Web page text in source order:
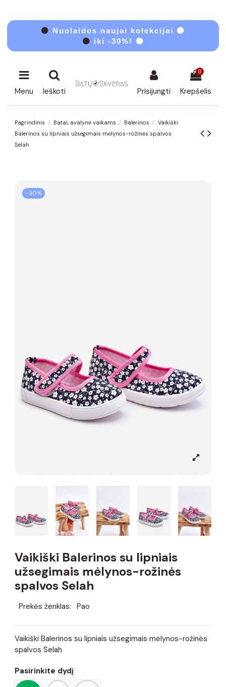
⚫ Nuolaidos naujai kolekcijai ⚫
⚫ iki -30%! ⚫
Menu Ieškoti Prisijungti
0
Krepšelis
Pagrindinis Batai, avalynė vaikams Balerinos
Vaikiški
Balerinos su lipniais užsegimais mėlynos-rožinės spalvos
Selah
−30%
Vaikiški Balerinos su lipniais
užsegimais mėlynos-rožinės
spalvos Selah
Prekės ženklas: Pao
Vaikiški Balerinos su lipniais užsegimais mėlynos-rožinės
spalvos Selah
Pasirinkite dydį